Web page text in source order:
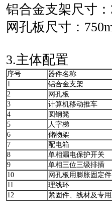
铝合金支架尺寸
网孔板尺寸：
3.主体配置
序号
器件名称
1
铝合金支架
2
网孔板
3
计算机移动推车
4
圆钢凳
5
人字梯
6
储物架
7
配电箱
8
单相漏电保护开关
9
单相三位三级排插
10
网孔板用膨胀固定件
11
理线环
12
紧固件、线材及专